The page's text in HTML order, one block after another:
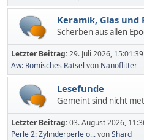
Keramik, Glas und
Scherben aus allen
Letzter Beitrag:29. Juli 2026, 15:01:39
Aw: Römisches Rätsel von Nanoflitter
Lesefunde
Gemeint sind nicht
Letzter Beitrag:03. August 2026,
Perle 2: Zylinderperle o...vonShard